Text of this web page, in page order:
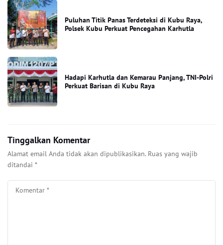
Puluhan Titik Panas Terdeteksi di Kubu Raya,
Polsek Kubu Perkuat Pencegahan Karhutla
Hadapi Karhutla dan Kemarau Panjang, TNI-Polri
Perkuat Barisan di Kubu Raya
Tinggalkan Komentar
Alamat email Anda tidak akan dipublikasikan. Ruas yang wajib
ditandai *